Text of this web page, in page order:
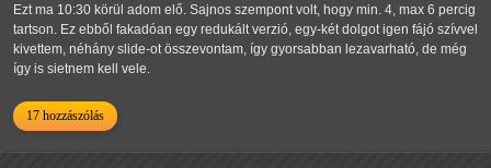
Ezt ma 10:30 körül adom elő. Sajnos szempont volt, hogy min. 4, max 6 percig
tartson. Ez ebből fakadóan egy redukált verzió, egy-két dolgot igen fájó szívvel
kivettem, néhány slide-ot összevontam, így gyorsabban lezavarható, de még
így is sietnem kell vele.
17 hozzászólás